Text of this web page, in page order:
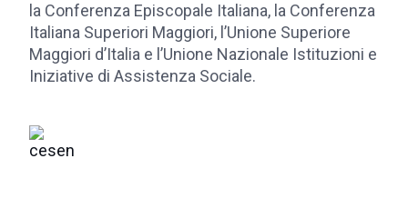
la Conferenza Episcopale Italiana, la Conferenza
Italiana Superiori Maggiori, l’Unione Superiore
Maggiori d’Italia e l’Unione Nazionale Istituzioni e
Iniziative di Assistenza Sociale.